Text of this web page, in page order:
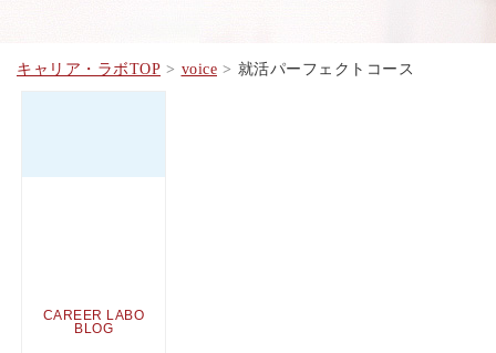
キャリア・ラボTOP voice 就活パーフェクトコース
CAREER LABO
BLOG